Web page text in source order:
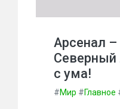
Арсенал –
Северный
с ума!
#Мир #Главное